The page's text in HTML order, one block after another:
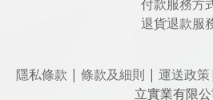
付款服務方
退貨退款服
隱私條款 | 條款及細則 | 運送政策|
立實業有限